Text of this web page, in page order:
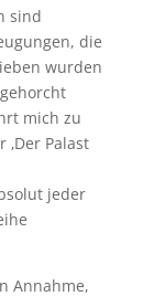
sind
die
wurden
mich zu
Palast
jeder
Annahme,